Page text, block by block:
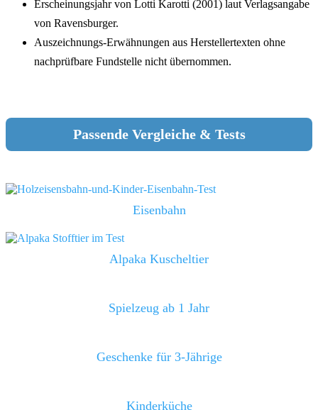
Erscheinungsjahr von Lotti Karotti (2001) laut Verlagsangabe
von Ravensburger.
Auszeichnungs-Erwähnungen aus Herstellertexten ohne
nachprüfbare Fundstelle nicht übernommen.
Passende Vergleiche & Tests
Eisenbahn
Alpaka Kuscheltier
Spielzeug ab 1 Jahr
Geschenke für 3-Jährige
Kinderküche